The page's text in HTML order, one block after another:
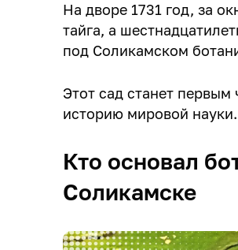
На дворе 1731 год, за
тайга, а
под Соликамском
Этот сад станет
историю мировой науки.
Кто основал
Соликамске